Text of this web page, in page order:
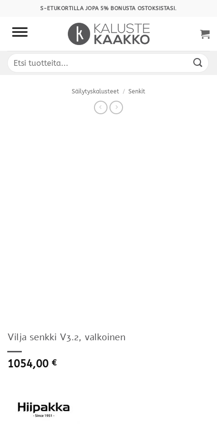
content
S-ETUKORTILLA JOPA 5% BONUSTA OSTOKSISTASI.
Etsi:
Säilytyskalusteet / Senkit
Vilja senkki V3.2, valkoinen
1054,00 €